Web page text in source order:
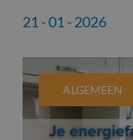
21 - 01 - 2026
ALGEMEEN